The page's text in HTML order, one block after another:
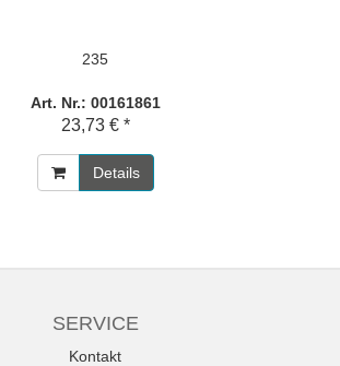
235
Art. Nr.: 00161861
23,73 € *
Details
SERVICE
Kontakt